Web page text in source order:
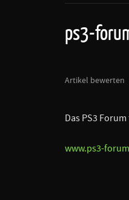
ps3-
Artikel bewerten
Das PS3
www.ps3-